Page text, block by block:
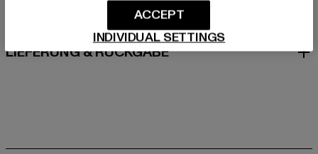
LIEFERUNG & RÜCKGABE
INDIVIDUAL SETTINGS
ACCEPT